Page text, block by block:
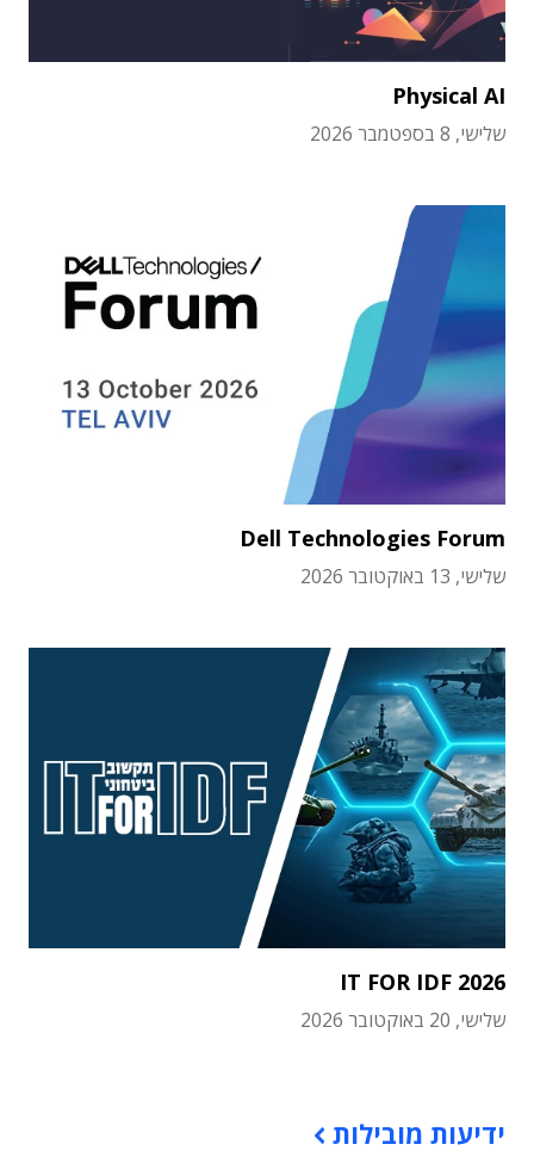
Physical AI
שלישי, 8 בספטמבר 2026
Dell Technologies Forum
שלישי, 13 באוקטובר 2026
IT FOR IDF 2026
שלישי, 20 באוקטובר 2026
ידיעות מובילות